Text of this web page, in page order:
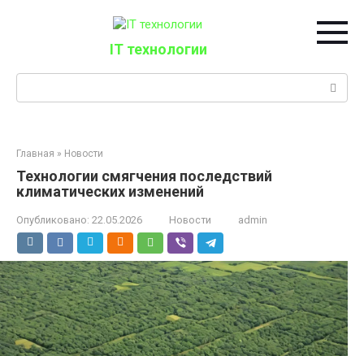
IT технологии
Главная » Новости
Технологии смягчения последствий
климатических изменений
Опубликовано: 22.05.2026 Новости admin